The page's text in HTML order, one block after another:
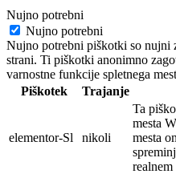
Nujno potrebni
Nujno potrebni
Nujno potrebni piškotki so nujni
strani. Ti piškotki anonimno
varnostne funkcije spletnega
Piškotek
Trajanje
elementor-Sl nikoli
Ta
mesta
mesta
realnem